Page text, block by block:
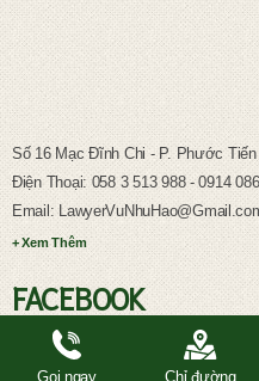
Số 16 Mạc Đĩnh Chi - P. Phước Tiến
Điện Thoại: 058 3 513 988 - 0914 086
Email:
+ Xem Thêm
FACEBOOK
Gọi ngay Chỉ đường